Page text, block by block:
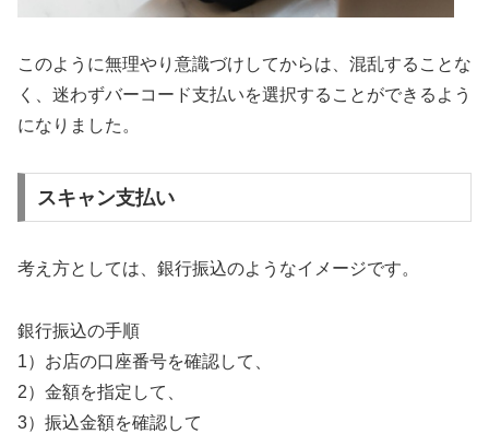
このように無理やり意識づけしてからは、混乱することな
く、迷わずバーコード支払いを選択することができるよう
になりました。
スキャン支払い
考え方としては、銀行振込のようなイメージです。
銀行振込の手順
1）お店の口座番号を確認して、
2）金額を指定して、
3）振込金額を確認して